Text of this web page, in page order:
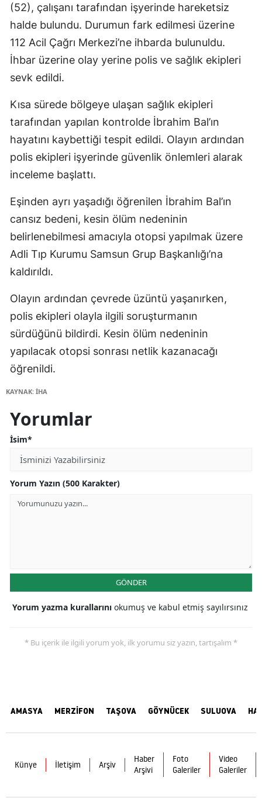
(52), çalışanı tarafından işyerinde hareketsiz
halde bulundu. Durumun fark edilmesi üzerine
112 Acil Çağrı Merkezi’ne ihbarda bulunuldu.
İhbar üzerine olay yerine polis ve sağlık ekipleri
sevk edildi.
Kısa sürede bölgeye ulaşan sağlık ekipleri
tarafından yapılan kontrolde İbrahim Bal’ın
hayatını kaybettiği tespit edildi. Olayın ardından
polis ekipleri işyerinde güvenlik önlemleri alarak
inceleme başlattı.
Eşinden ayrı yaşadığı öğrenilen İbrahim Bal’ın
cansız bedeni, kesin ölüm nedeninin
belirlenebilmesi amacıyla otopsi yapılmak üzere
Adli Tıp Kurumu Samsun Grup Başkanlığı’na
kaldırıldı.
Olayın ardından çevrede üzüntü yaşanırken,
polis ekipleri olayla ilgili soruşturmanın
sürdüğünü bildirdi. Kesin ölüm nedeninin
yapılacak otopsi sonrası netlik kazanacağı
öğrenildi.
KAYNAK: İHA
Yorumlar
İsim*
Yorum Yazın (500 Karakter)
GÖNDER
Yorum yazma kurallarını okumuş ve kabul etmiş sayılırsınız
* Bu içerik ile ilgili yorum yok, ilk yorumu siz yazın, tartışalım *
AMASYA MERZİFON TAŞOVA GÖYNÜCEK SULUOVA
Künye İletişim Arşiv
Haber
Arşivi
Foto
Galeriler
Video
Galeriler